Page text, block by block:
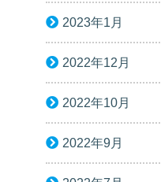
2023年1月
2022年12月
2022年10月
2022年9月